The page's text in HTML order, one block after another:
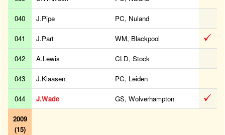
040 J.Pipe PC, Nuland
041 J.Part WM, Blackpool
042 A.Lewis CLD, Stock
043 J.Klaasen PC, Leiden
044 J.Wade GS, Wolverhampton
2009
(15)